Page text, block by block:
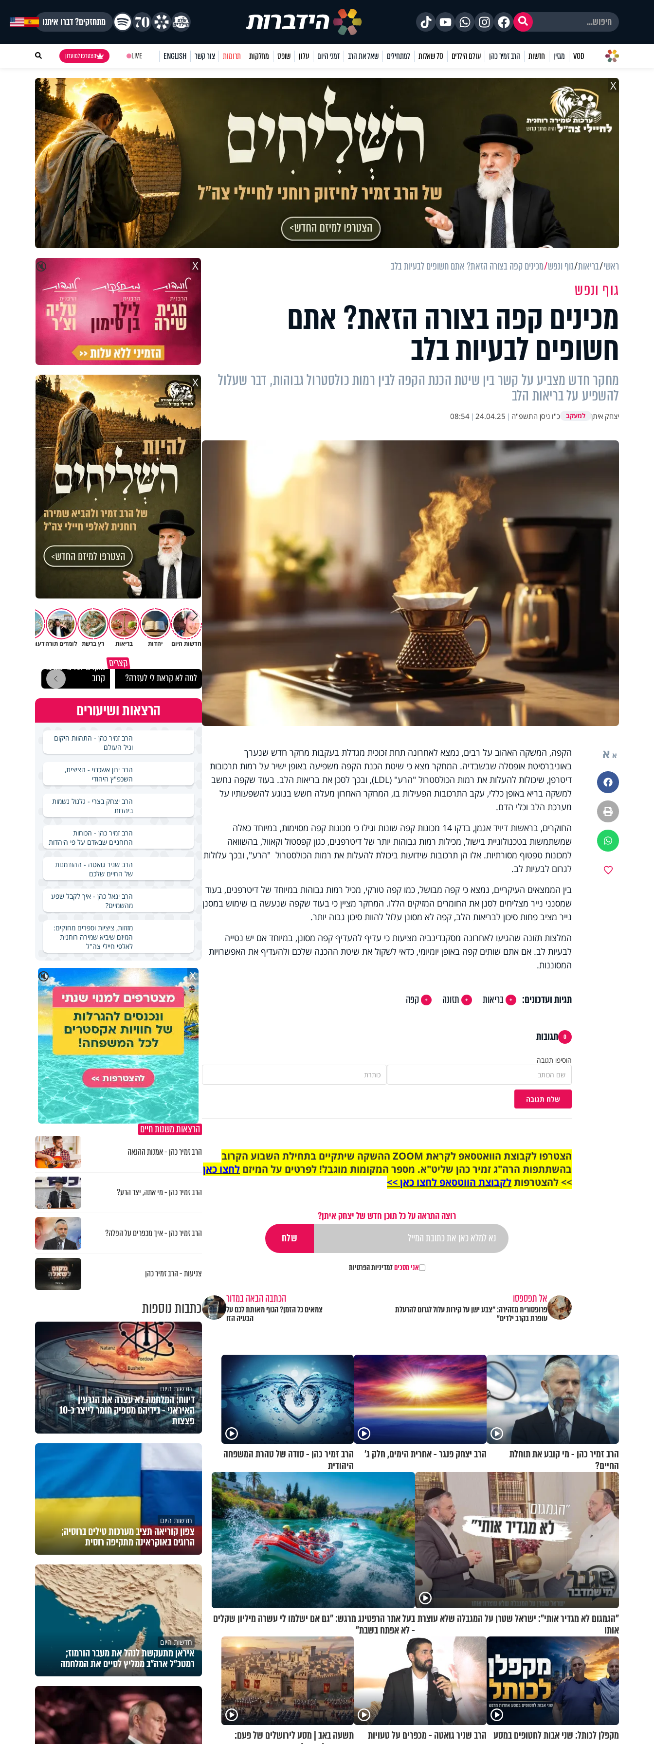
מתחזקים? דברו איתנו
VOD מגזין חדשות הרב זמיר כהן עולם הילדים 70 שאלות למתחילים שאל את הרב זמני היום עלון שופס מחלקות תרומות צור קשר ENGLISH
LIVE הצטרפו למועדון
X
ראשי בריאות גוף ונפש מכינים קפה בצורה הזאת? אתם חשופים לבעיות בלב
גוף ונפש
מכינים קפה בצורה הזאת? אתם
חשופים לבעיות בלב
מחקר חדש מצביע על קשר בין שיטת הכנת הקפה לבין רמות כולסטרול גבוהות, דבר שעלול
להשפיע על בריאות הלב
יצחק איתן למעקב כ"ו ניסן התשפ"ה |
24.04.25
|
08:54
א א
פייסבוק
הדפסה
ווטסאפ
הקפה, המשקה האהוב על רבים, נמצא לאחרונה תחת זכוכית מגדלת בעקבות מחקר חדש שנערך
באוניברסיטת אופסלה שבשבדיה. המחקר מצא כי שיטת הכנת הקפה משפיעה באופן ישיר על רמות תרכובות
דיטרפן, שיכולות להעלות את רמות הכולסטרול "הרע" (LDL), ובכך לסכן את בריאות הלב. בעוד שקפה נחשב
למשקה בריא באופן כללי, עקב התרכובות הפעילות בו, המחקר האחרון מעלה חשש בנוגע להשפעותיו על
מערכת הלב וכלי הדם.
החוקרים, בראשות דיויד אגמן, בדקו 14 מכונות קפה שונות וגילו כי מכונות קפה מסוימות, במיוחד כאלה
שמשתמשות בטכנולוגיית בישול, מכילות רמות גבוהות יותר של דיטרפנים, כגון קפסטול וקאוול, בהשוואה
למכונות טפטוף מסורתיות. אלו הן תרכובות שידועות ביכולת להעלות את רמות הכולסטרול "הרע", ובכך עלולות
לגרום לבעיות לב.
בין הממצאים העיקריים, נמצא כי קפה מבושל, כמו קפה טורקי, מכיל רמות גבוהות במיוחד של דיטרפנים, בעוד
שמסנני נייר מצליחים לסנן את החומרים המזיקים הללו. המחקר מציין כי בעוד שקפה שנעשה בו שימוש במסנן
נייר מציב פחות סיכון לבריאות הלב, קפה לא מסונן עלול להוות סיכון גבוה יותר.
המלצות תזונה שהגיעו לאחרונה מסקנדינביה מציעות כי עדיף להעדיף קפה מסונן, במיוחד אם יש נטייה
לבעיות לב. אם אתם שותים קפה באופן יומיומי, כדאי לשקול את שיטת ההכנה שלכם ולהעדיף את האפשרויות
המסוננות.
תגיות ועדכונים: בריאות תזונה קפה
0 תגובות
הוסיפו תגובה
שלח תגובה
הצטרפו לקבוצת הוואטסאפ לקראת ZOOM ההשקה שיתקיים בתחילת השבוע הקרוב
בהשתתפות הרה"ג זמיר כהן שליט"א. מספר המקומות מוגבל! לפרטים על המיזם לחצו כאן
>> להצטרפותלקבוצת הווטסאפ לחצו כאן >>
רוצה התראה על כל תוכן חדש של יצחק איתן?
אני מסכיםלמדיניות הפרטיות
אל תפספסו
פרופסורית מזהירה: "צבע ישן על קירות עלול לגרום להרעלת
עופרת בקרב ילדים"
הכתבה הבאה במדור
צמאים כל הזמן? הגוף מאותת לכם על
הבעיה הזו
הרב זמיר כהן - מי קובע את תוחלת
החיים?
הרב יצחק פנגר - אחרית הימים, חלק ג’
הרב זמיר כהן - סודה של טהרת המשפחה
היהודית
"הגמגום לא מגדיר אותי": ישראל שטרן על המגבלה שלא עוצרת
אותו
בעל אתר הרפטינג מרגש: "גם אם ישלמו לי עשרה מיליון שקלים
- לא אפתח בשבת"
מקפלן לכותל: שני אבות לחטופים במסע הרב שניר גואטה - מכפרים על טעויות
תשעה באב | מסע לירושלים של פעם:
🔇 X
X
חדשות היום יהדות בריאות רץ ברשת לומדים תורהדעות וטורים
קצרים
למה לא קראת לי לעזרה?
מוקדש לכל מי שאיבד איש
קרוב
הרצאות ושיעורים
הרב זמיר כהן - התהוות היקום
וגיל העולם
הרב ירון אשכנזי - הציצית,
השכפ"ץ היהודי
הרב יצחק בצרי - גלגול נשמות
ביהדות
הרב זמיר כהן - הכוחות
הרוחניים שבאדם על פי היהדות
הרב שניר גואטה - ההזדמנות
של החיים שלכם
הרב יגאל כהן - איך לקבל שפע
מהשמיים?
מזוזות, ציציות וספרים מחזקים:
המיזם שיביא שמירה רוחנית
לאלפי חיילי צה"ל
🔇 X
הרצאות משנות חיים
הרב זמיר כהן - אמנות ההנאה
הרב זמיר כהן - מי אתה, יצר הרע?
הרב זמיר כהן - איך מכפרים על הפלה?
צניעות - הרב זמיר כהן
כתבות נוספות
חדשות היום
דיווח: המלחמה לא עצרה את הגרעין
האיראני - בידיהם מספיק חומר לייצר כ-10
פצצות
חדשות היום
צפון קוריאה תציב מערכות טילים ברוסיה;
הרוגים באוקראינה מתקיפה רוסית
חדשות היום
איראן מתעקשת לנהל את מעבר הורמוז;
רמטכ"ל ארה"ב ממליץ לסיים את המלחמה